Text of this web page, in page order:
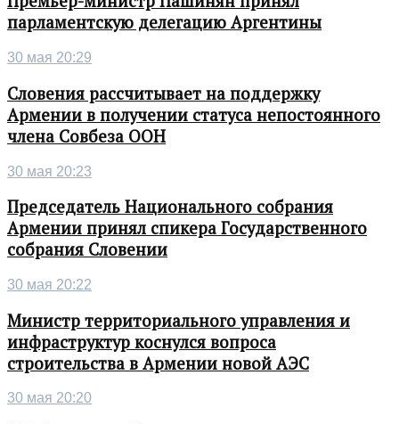
парламентскую делегацию Аргентины
30 мая 20:29
Словения рассчитывает на поддержку
Армении в получении статуса непостоянного
члена Совбеза ООН
30 мая 20:23
Председатель Национального собрания
Армении принял спикера Государственного
собрания Словении
30 мая 20:22
Министр территориального управления и
инфраструктур коснулся вопроса
строительства в Армении новой АЭС
30 мая 20:20